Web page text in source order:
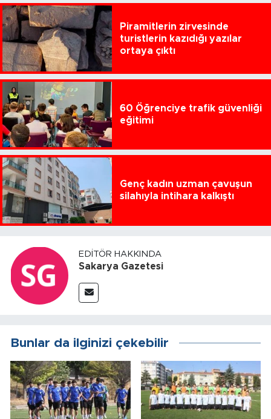
Piramitlerin zirvesinde
turistlerin kazıdığı yazılar
ortaya çıktı
60 Öğrenciye trafik güvenliği
eğitimi
Genç kadın uzman çavuşun
silahıyla intihara kalkıştı
EDITÖR HAKKINDA
Sakarya Gazetesi
Bunlar da ilginizi çekebilir